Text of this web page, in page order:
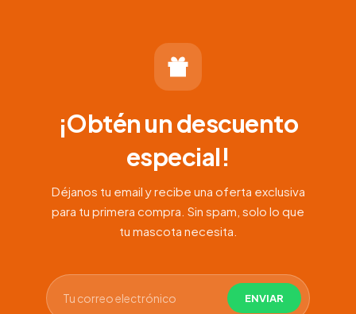
¡Obtén un descuento
especial!
Déjanos tu email y recibe una oferta exclusiva
para tu primera compra. Sin spam, solo lo que
tu mascota necesita.